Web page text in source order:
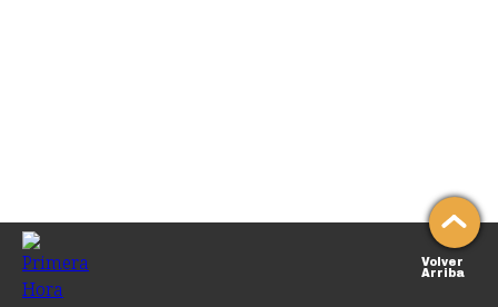
Volver
Arriba